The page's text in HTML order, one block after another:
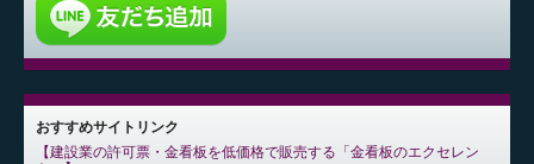
おすすめサイトリンク
建設業の許可票・金看板を低価格で販売する「金看板のエクセレン